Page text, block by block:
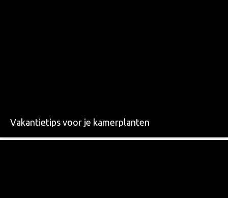
Vakantietips voor je kamerplanten